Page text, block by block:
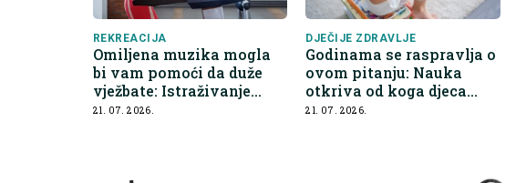
REKREACIJA
Omiljena muzika mogla
bi vam pomoći da duže
vježbate: Istraživanje
otkriva zanimljive
21. 07. 2026.
DJEČIJE ZDRAVLJE
Godinama se raspravlja o
ovom pitanju: Nauka
otkriva od koga djeca
najčešće nasljeđuju
21. 07. 2026.